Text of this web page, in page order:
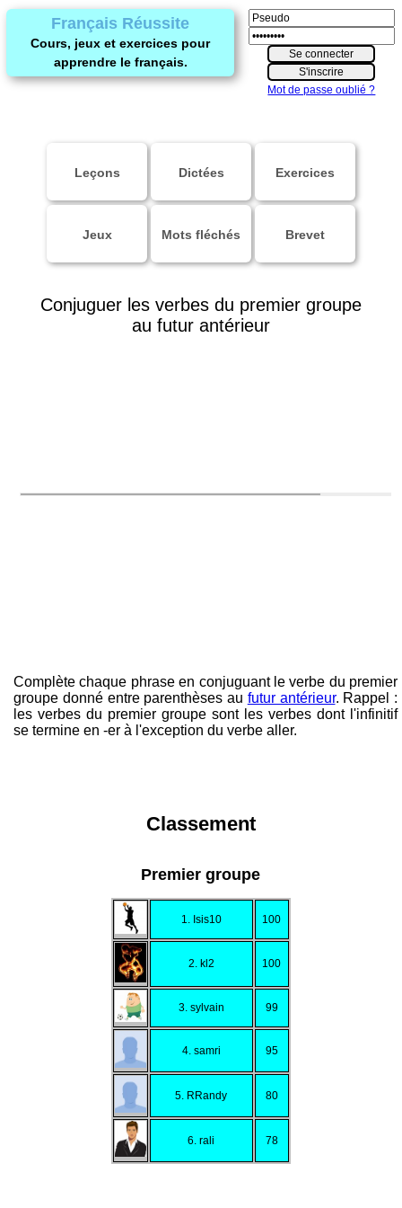
Français Réussite
Cours, jeux et exercices pour
apprendre le français.
Mot de passe oublié ?
Leçons Dictées Exercices
Jeux Mots fléchés Brevet
Conjuguer les verbes du premier groupe
au futur antérieur
Complète chaque phrase en conjuguant le verbe du premier
groupe donné entre parenthèses au futur antérieur. Rappel :
les verbes du premier groupe sont les verbes dont l'infinitif
se termine en -er à l'exception du verbe aller.
Classement
Premier groupe
1. Isis10 100
2. kl2 100
3. sylvain 99
4. samri 95
5. RRandy 80
6. rali 78